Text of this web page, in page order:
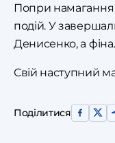
Попри намагання
подій. У
Денисенко, а
Свій наступний
Поділитися